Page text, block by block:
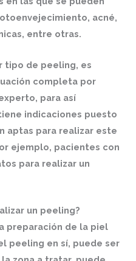
acné,
entre otras.
tipo de peeling, es
completa por
para así
indicaciones puesto
aptas para realizar este
ejemplo, pacientes con
para realizar un
un peeling?
preparación de la piel
peeling en sí, puede ser